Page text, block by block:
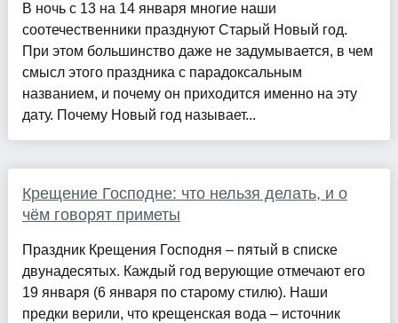
В ночь с 13 на 14 января многие наши
соотечественники празднуют Старый Новый год.
При этом большинство даже не задумывается, в чем
смысл этого праздника с парадоксальным
названием, и почему он приходится именно на эту
дату. Почему Новый год называет...
Крещение Господне: что нельзя делать, и о
чём говорят приметы
Праздник Крещения Господня – пятый в списке
двунадесятых. Каждый год верующие отмечают его
19 января (6 января по старому стилю). Наши
предки верили, что крещенская вода – источник